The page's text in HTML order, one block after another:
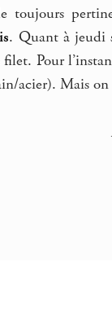
toujours
. Quant à jeudi
filet. Pour
acier). Mais